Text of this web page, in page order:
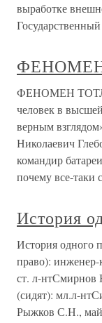
выработке
Государственный
ФЕНОМЕН
человек в
верным
Николаевич
командир
почему все-таки
История
История одного
право):
ст. л-нтСмирнов
(сидят): мл.л-
Рыжков С.Н.,